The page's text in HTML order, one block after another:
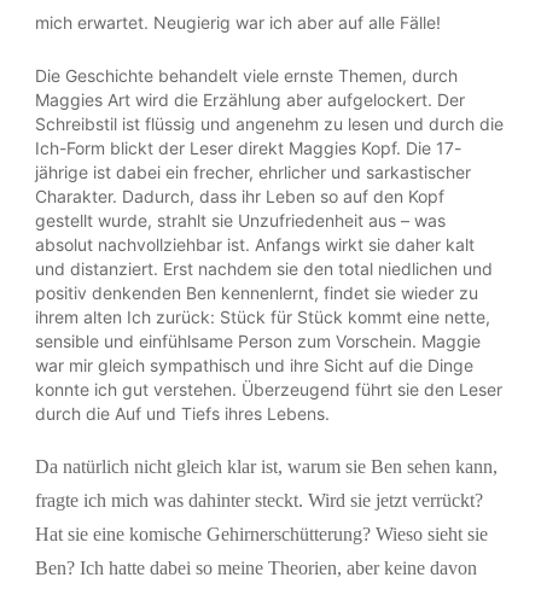
mich erwartet. Neugierig war ich aber auf alle Fälle!
Die Geschichte behandelt viele ernste Themen, durch
Maggies Art wird die Erzählung aber aufgelockert. Der
Schreibstil ist flüssig und angenehm zu lesen und durch die
Ich-Form blickt der Leser direkt Maggies Kopf. Die 17-
jährige ist dabei ein frecher, ehrlicher und sarkastischer
Charakter. Dadurch, dass ihr Leben so auf den Kopf
gestellt wurde, strahlt sie Unzufriedenheit aus – was
absolut nachvollziehbar ist. Anfangs wirkt sie daher kalt
und distanziert. Erst nachdem sie den total niedlichen und
positiv denkenden Ben kennenlernt, findet sie wieder zu
ihrem alten Ich zurück: Stück für Stück kommt eine nette,
sensible und einfühlsame Person zum Vorschein. Maggie
war mir gleich sympathisch und ihre Sicht auf die Dinge
konnte ich gut verstehen. Überzeugend führt sie den Leser
durch die Auf und Tiefs ihres Lebens.
Da natürlich nicht gleich klar ist, warum sie Ben sehen kann,
fragte ich mich was dahinter steckt. Wird sie jetzt verrückt?
Hat sie eine komische Gehirnerschütterung? Wieso sieht sie
Ben? Ich hatte dabei so meine Theorien, aber keine davon